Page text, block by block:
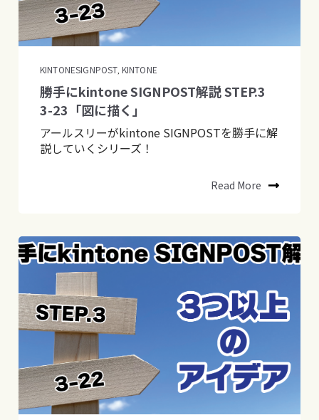
KINTONESIGNPOST, KINTONE
勝手にkintone SIGNPOST解説 STEP.3
3-23「図に描く」
アールスリーがkintone SIGNPOSTを勝手に解
説していくシリーズ！
Read More